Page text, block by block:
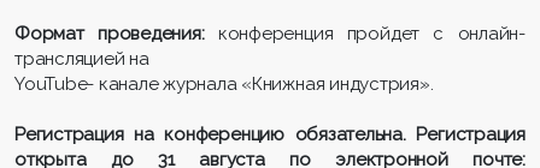
Формат проведения:конференция пройдет с онлайн-
трансляцией на
YouTube- канале журнала «Книжная индустрия».
Регистрация на конференцию обязательна. Регистрация
открыта до 31 августа по электронной почте: